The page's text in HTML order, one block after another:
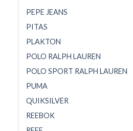
PEPE JEANS
PITAS
PLAKTON
POLO RALPH LAUREN
POLO SPORT RALPH LAUREN
PUMA
QUIKSILVER
REEBOK